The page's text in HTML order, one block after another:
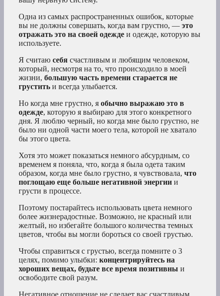
Одна из самых распространенных ошибок, которые
вы не должны совершать, когда вам грустно, — это
отражать это на своей одежде и одежде, которую вы
используете.
Я считаю себя счастливым и любящим человеком,
который, несмотря на то, что происходило в моей
жизни, большую часть времени старается не
грустить и всегда улыбается.
Но когда мне грустно, я обычно выражаю это в
одежде, которую я выбираю для этого конкретного
дня. Я люблю черный, но когда мне было грустно, не
было ни одной части моего тела, которой не хватало
бы этого цвета.
Хотя это может показаться немного абсурдным, со
временем я поняла, что, когда я была одета таким
образом, когда мне было грустно, я чувствовала, что
поглощаю еще больше негативной энергии и
грусти в процессе.
Поэтому постарайтесь использовать цвета немного
более жизнерадостные. Возможно, не красный или
желтый, но избегайте большого количества темных
цветов, чтобы вы могли бороться со своей грустью.
Чтобы справиться с грустью, всегда помните о 3
целях, помимо улыбки: концентрируйтесь на
хороших вещах, будьте все время позитивны и
освободите свой разум.
Негативное отношение не сделает вас счастливым